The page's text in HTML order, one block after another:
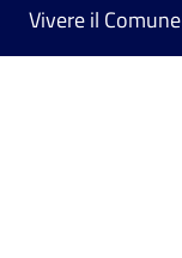
Vivere il Comune